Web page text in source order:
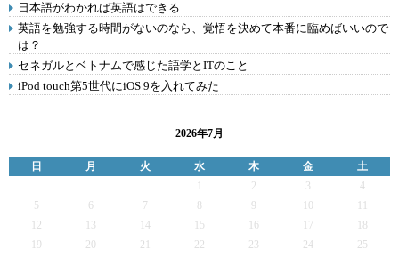
日本語がわかれば英語はできる
英語を勉強する時間がないのなら、覚悟を決めて本番に臨めばいいので
は？
セネガルとベトナムで感じた語学とITのこと
iPod touch第5世代にiOS 9を入れてみた
2026年7月
日 月 火 水 木 金
土
2 3
4
5
6 7 9
12
13 14 15 16 17
19
20 21 22 23 24
25